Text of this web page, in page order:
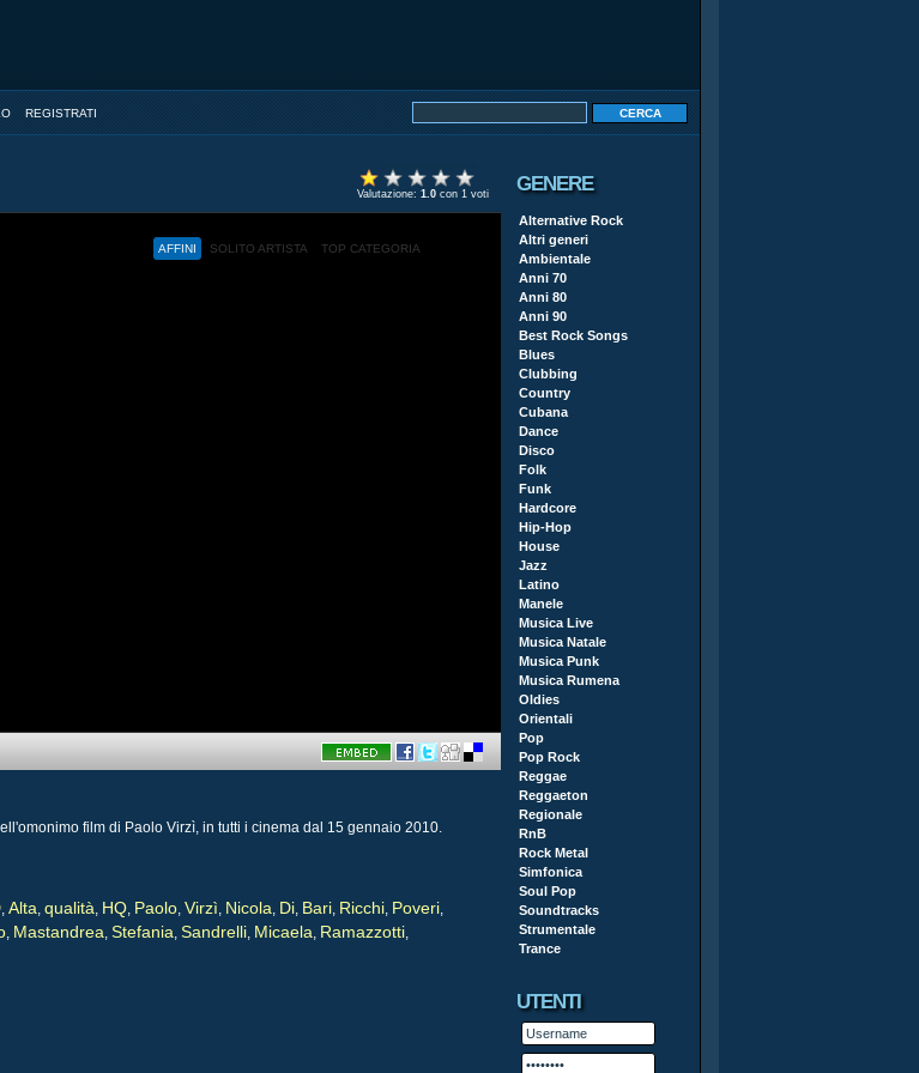
REGISTRATI
Valutazione: 1.0 con 1 voti
support.
AFFINI SOLITO ARTISTA TOP CATEGORIA
film di Paolo Virzì, in tutti i cinema dal 15 gennaio 2010.
, Alta, qualità, HQ, Paolo, Virzì, Nicola, Di, Bari, Ricchi, Poveri,
, Mastandrea, Stefania, Sandrelli, Micaela, Ramazzotti,
GENERE
Alternative Rock
Altri generi
Ambientale
Anni 70
Anni 80
Anni 90
Best Rock Songs
Blues
Clubbing
Country
Cubana
Dance
Disco
Folk
Funk
Hardcore
Hip-Hop
House
Jazz
Latino
Manele
Musica Live
Musica Natale
Musica Punk
Musica Rumena
Oldies
Orientali
Pop
Pop Rock
Reggae
Reggaeton
Regionale
RnB
Rock Metal
Simfonica
Soul Pop
Soundtracks
Strumentale
Trance
UTENTI